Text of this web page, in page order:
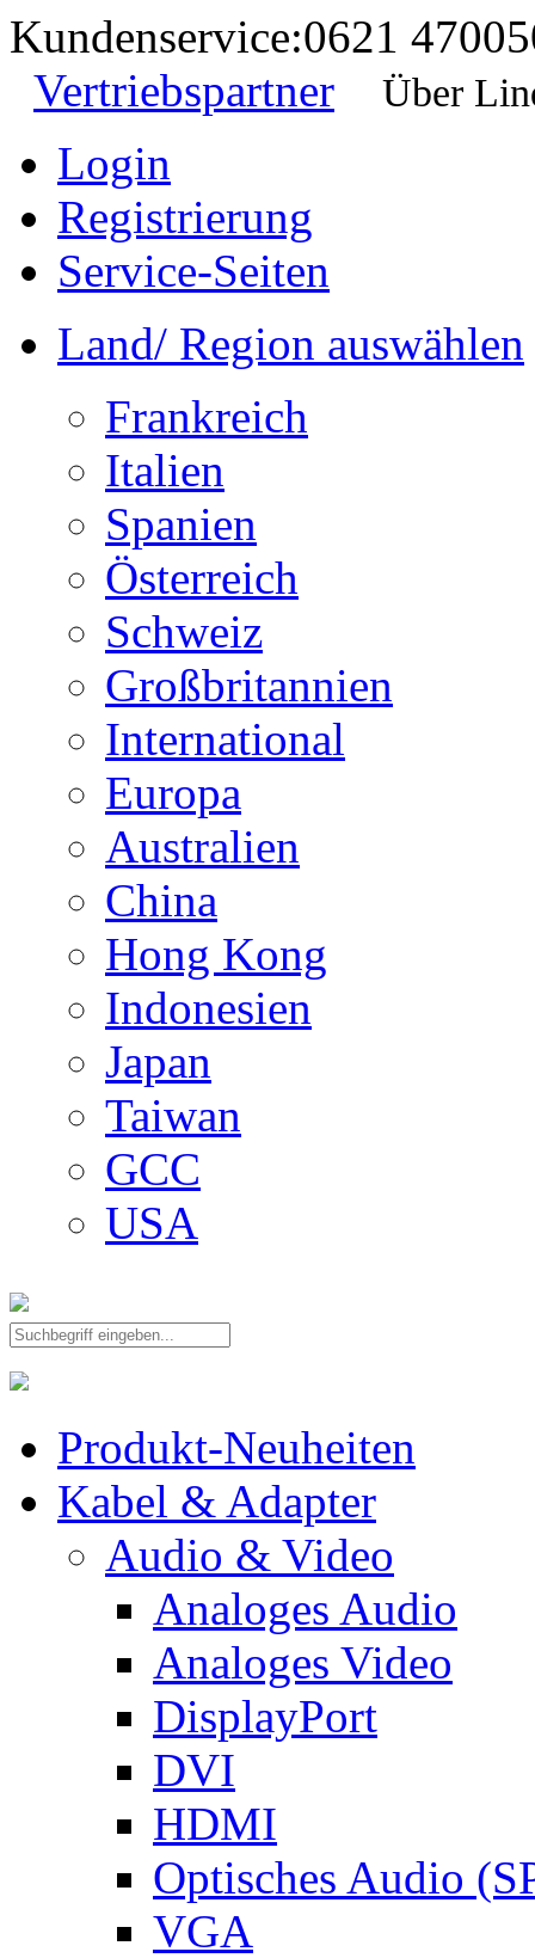
Kundenservice:0621
Vertriebspartner
Über
Login
Registrierung
Service-Seiten
Land/ Region auswählen
Frankreich
Italien
Spanien
Österreich
Schweiz
Großbritannien
International
Europa
Australien
China
Hong Kong
Indonesien
Japan
Taiwan
GCC
USA
Produkt-Neuheiten
Kabel & Adapter
Audio & Video
Analoges Audio
Analoges Video
DisplayPort
DVI
HDMI
Optisches Audio
VGA